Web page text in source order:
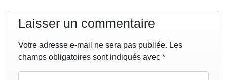
Laisser un commentaire
Votre adresse e-mail ne sera pas publiée. Les
champs obligatoires sont indiqués avec *